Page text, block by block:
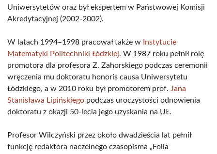
Uniwersytetów oraz był ekspertem w Państwowej Komisji
Akredytacyjnej (2002-2002).
W latach 1994–1998 pracował także w Instytucie
Matematyki Politechniki Łódzkiej. W 1987 roku pełnił rolę
promotora dla profesora Z. Zahorskiego podczas ceremonii
wręczenia mu doktoratu honoris causa Uniwersytetu
Łódzkiego, a w 2010 roku był promotorem prof. Jana
Stanisława Lipińskiego podczas uroczystości odnowienia
doktoratu z okazji 50-lecia jego uzyskania na UŁ.
Profesor Wilczyński przez około dwadzieścia lat pełnił
funkcję redaktora naczelnego czasopisma „Folia